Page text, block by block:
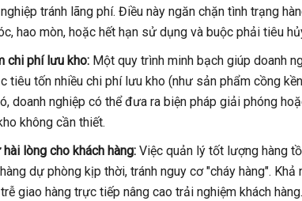
tránh lãng phí. Điều này ngăn chặn tình trạng
hao mòn, hoặc hết hạn sử dụng và buộc phải tiêu
chi phí lưu kho: Một quy trình minh bạch giúp doanh
tiêu tốn nhiều chi phí lưu kho (như sản phẩm cồng
doanh nghiệp có thể đưa ra biện pháp giải phóng
không cần thiết.
lòng cho khách hàng: Việc quản lý tốt lượng hàng
dự phòng kịp thời, tránh nguy cơ "cháy hàng".
giao hàng trực tiếp nâng cao trải nghiệm khách